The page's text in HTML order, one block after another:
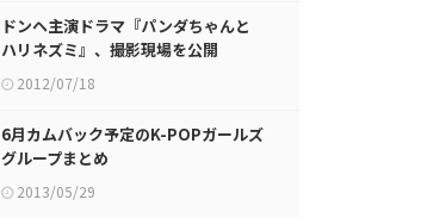
ドンヘ主演ドラマ『パンダちゃんと
ハリネズミ』、撮影現場を公開
2012/07/18
6月カムバック予定のK-POPガールズ
グループまとめ
2013/05/29